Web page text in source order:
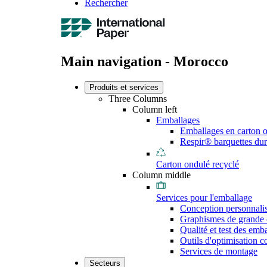
Rechercher
Main navigation - Morocco
Produits et services
Three Columns
Column left
Emballages
Emballages en carton
Respir® barquettes
Carton ondulé recyclé
Column middle
Services pour l'emballage
Conception
Graphismes de grande
Qualité et test des
Outils d'optimisation
Services de montage
Secteurs